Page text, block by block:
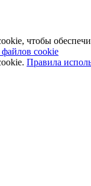
чтобы
cookie
Правила